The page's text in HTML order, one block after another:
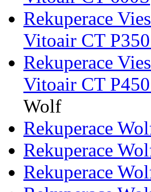
Rekuperace
Vitoair CT
Rekuperace
Vitoair CT
Wolf
Rekuperace
Rekuperace
Rekuperace